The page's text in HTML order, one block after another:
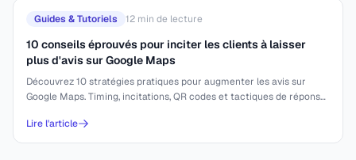
Guides & Tutoriels 12 min de lecture
10 conseils éprouvés pour inciter les clients à laisser
plus d'avis sur Google Maps
Découvrez 10 stratégies pratiques pour augmenter les avis sur
Google Maps. Timing, incitations, QR codes et tactiques de réponse
Lire l'article